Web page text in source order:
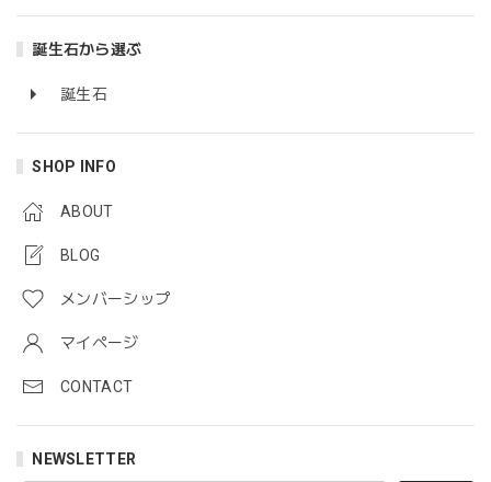
誕生石から選ぶ
誕生石
SHOP INFO
ABOUT
BLOG
メンバーシップ
マイページ
CONTACT
NEWSLETTER